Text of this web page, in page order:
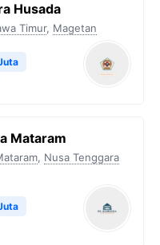
Husada
Timur, Magetan
Mataram
, Nusa Tenggara